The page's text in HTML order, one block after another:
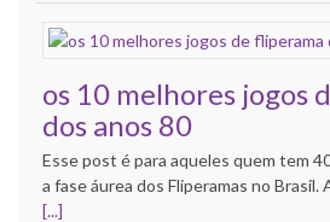
os 10 melhores jogos
dos anos 80
Esse post é para aqueles quem tem
a fase áurea dos Fliperamas no Brasil.
[...]